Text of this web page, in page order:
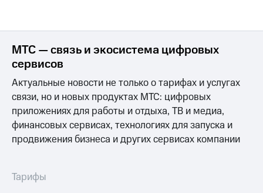
МТС — связь и экосистема цифровых
сервисов
Актуальные новости не только о тарифах и услугах
связи, но и новых продуктах МТС: цифровых
приложениях для работы и отдыха, ТВ и медиа,
финансовых сервисах, технологиях для запуска и
продвижения бизнеса и других сервисах компании
Тарифы